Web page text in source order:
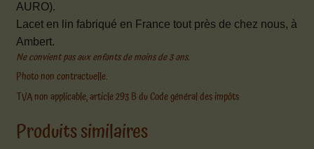
AURO).
Lacet en lin fabriqué en France tout près de chez nous, à
Ambert.
Ne convient pas aux enfants de moins de 3 ans.
Photo non contractuelle.
TVA non applicable, article 293 B du Code général des impôts
Produits similaires